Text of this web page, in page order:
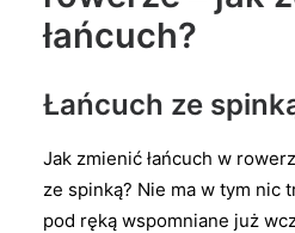
łańcuch?
Łańcuch ze
Jak zmienić łańcuch w
ze spinką? Nie ma w tym nic
pod ręką wspomniane już